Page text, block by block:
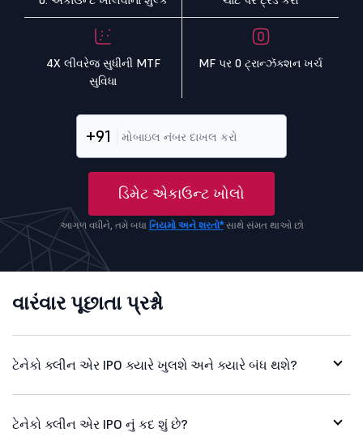
4X લીવરેજ સુધીની MTF
સુવિધા
MF પર 0 ટ્રાન્ઝૅક્શન ખર્ચ
+91
ડિમેટ એકાઉન્ટ ખોલો
આગળ વધીને, તમે બધા નિયમો અને શરતો*સાથે સંમત થાઓ છો
વારંવાર પૂછાતા પ્રશ્નો
ટેનેકો ક્લીન એર IPO ક્યારે ખુલશે અને ક્યારે બંધ થશે?
ટેનેકો ક્લીન એર IPO નું કદ શું છે?